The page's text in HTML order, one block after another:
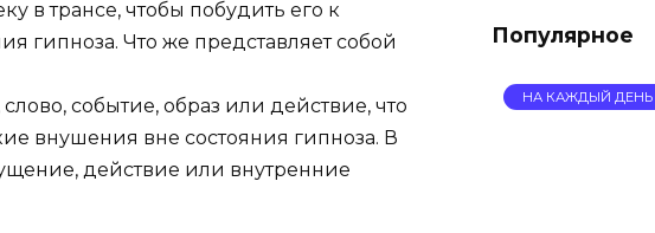
в трансе, чтобы побудить его к
гипноза. Что же представляет собой
событие, образ или действие, что
внушения вне состояния гипноза. В
действие или внутренние
Популярное
НА КАЖДЫЙ ДЕНЬ